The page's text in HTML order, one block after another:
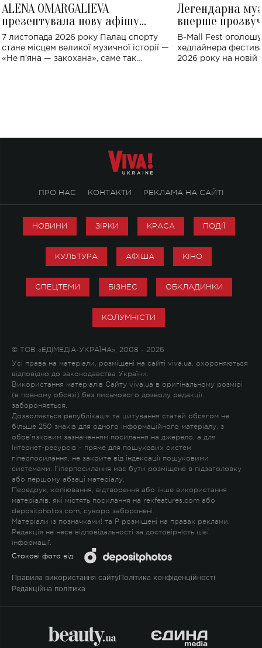
ALENA OMARGALIEVA
презентувала нову афішу
великого концерту в Палаці
спорту
7 листопада 2026 року Палац спорту
стане місцем великої музичної історії —
«Не пʼяна — закохана», саме так
Легендарна
вперше
Україні: де
B-Mall Fest
хедлайнера
2026 року на новій
ПРО НАС КОНТАКТИ РЕКЛАМА НА САЙТІ
НОВИНИ ЗІРКИ КРАСА ПОДІЇ
КУЛЬТУРА АФІША КІНО
СПЕЦТЕМИ БІЗНЕС ОБКЛАДИНКИ
КОЛУМНІСТИ
© ТОВ «ЕДІМЕДІА-УКРАЇНА», 2008 - 2026
Усі права на матеріали, розміщені на сайті viva.ua, охороняються
відповідно до законодавства України.
Використання матеріалів Сайту viva.ua в оригінальному розмірі
(в повному обсязі) без письмового дозволу редакції
забороняється.
Дозволяється републікація та цитування статей обсягом не
більше 250 знаків для одного інформаційного матеріалу, з
обов'язковим зазначенням посилання на джерело, а для
Інтернет-ресурсів – пряме для пошукових систем
гіперпосилання, не закрите від індексації пошуковими
системами. Гіперпосилання має бути розміщене в підзаголовку
або першому абзаці матеріалу.
Передрук, копіювання, відтворення або інше використання
матеріалів, які містять посилання на rexfeatures.com або
depositphotos.com, суворо заборонені.
Матеріали із позначками! та P розміщені на правах реклами.
Редакція не несе відповідальності за достовірність цієї
інформації.
Стокові фото від:
Правила використання сайту Політика конфіденційності
Редакційна політика